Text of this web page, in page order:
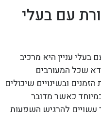
עם בעלי
עניין היא מרכיב
שכל המעורבים
ובשינויים שיכולים
כאשר מדובר
עשויים להרגיש השפעות